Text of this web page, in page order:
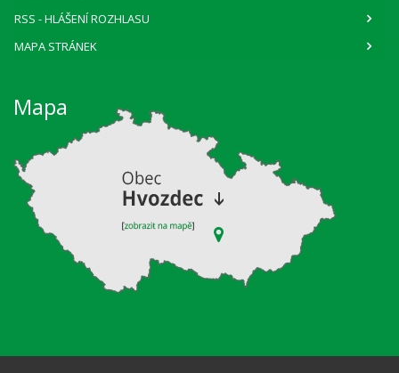
RSS - HLÁŠENÍ ROZHLASU
MAPA STRÁNEK
Mapa